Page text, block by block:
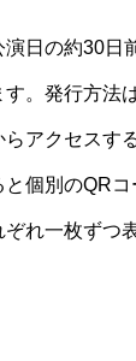
日の約30日
す。発行方法
らアクセスす
個別のQRコ
れ一枚ずつ